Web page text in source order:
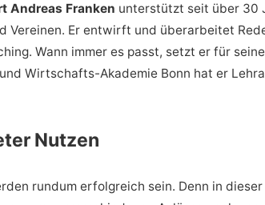
Andreas Franken unterstützt seit über 30
Vereinen. Er entwirft und überarbeitet
Wann immer es passt, setzt er für
Wirtschafts-Akademie Bonn hat er
Nutzen
rundum erfolgreich sein. Denn in